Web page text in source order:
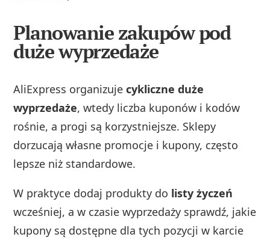
Planowanie zakupów pod
duże wyprzedaże
AliExpress organizujecykliczne duże
wyprzedaże, wtedy liczba kuponów i kodów
rośnie, a progi są korzystniejsze. Sklepy
dorzucają własne promocje i kupony, często
lepsze niż standardowe.
W praktyce dodaj produkty do listy życzeń
wcześniej, a w czasie wyprzedaży sprawdź, jakie
kupony są dostępne dla tych pozycji w karcie